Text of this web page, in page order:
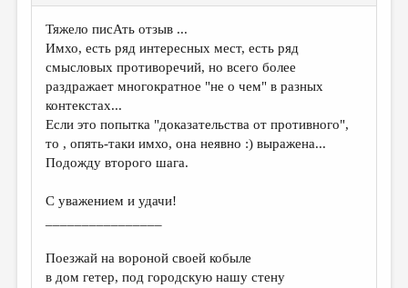
Тяжело писАть отзыв ...
Имхо, есть ряд интересных мест, есть ряд
смысловых противоречий, но всего более
раздражает многократное "не о чем" в разных
контекстах...
Если это попытка "доказательства от противного",
то , опять-таки имхо, она неявно :) выражена...
Подожду второго шага.
С уважением и удачи!
Поезжай на вороной своей кобыле
в дом гетер, под городскую нашу стену